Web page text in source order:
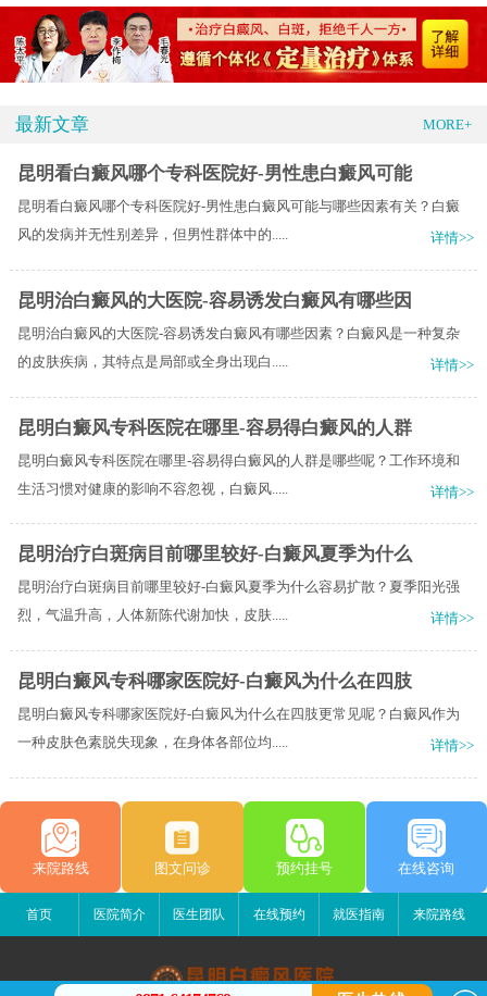
最新文章 MORE+
昆明看白癜风哪个专科医院好-男性患白癜风可能
昆明看白癜风哪个专科医院好-男性患白癜风可能与哪些因素有关？白癜
风的发病并无性别差异，但男性群体中的.....
详情>>
昆明治白癜风的大医院-容易诱发白癜风有哪些因
昆明治白癜风的大医院-容易诱发白癜风有哪些因素？白癜风是一种复杂
的皮肤疾病，其特点是局部或全身出现白.....
详情>>
昆明白癜风专科医院在哪里-容易得白癜风的人群
昆明白癜风专科医院在哪里-容易得白癜风的人群是哪些呢？工作环境和
生活习惯对健康的影响不容忽视，白癜风.....
详情>>
昆明治疗白斑病目前哪里较好-白癜风夏季为什么
昆明治疗白斑病目前哪里较好-白癜风夏季为什么容易扩散？夏季阳光强
烈，气温升高，人体新陈代谢加快，皮肤.....
详情>>
昆明白癜风专科哪家医院好-白癜风为什么在四肢
昆明白癜风专科哪家医院好-白癜风为什么在四肢更常见呢？白癜风作为
一种皮肤色素脱失现象，在身体各部位均.....
详情>>
来院路线 图文问诊 预约挂号 在线咨询
首页 医院简介 医生团队 在线预约 就医指南 来院路线